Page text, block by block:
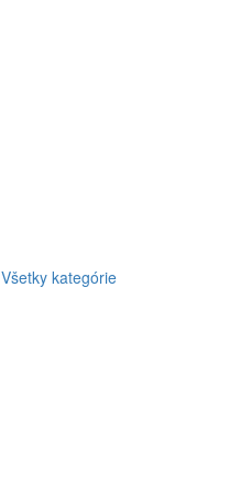
Všetky kategórie